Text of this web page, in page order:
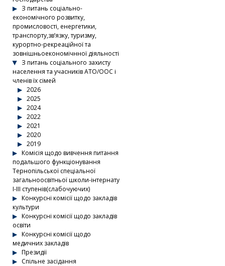
З питань соціально-
економічного розвитку,
промисловості, енергетики,
транспорту,зв’язку, туризму,
курортно-рекреаційної та
зовнішньоекономічнної діяльності
З питань соціального захисту
населення та учасників АТО/ООС і
членів їх сімей
2026
2025
2024
2022
2021
2020
2019
Комісія щодо вивчення питання
подальшого функціонування
Тернопільської спеціальної
загальноосвітньої школи-інтернату
І-ІІІ ступенів(слабочуючих)
Конкурсні комісії щодо закладів
культури
Конкурсні комісії щодо закладів
освіти
Конкурсні комісії щодо
медичних закладів
Президії
Спільне засідання